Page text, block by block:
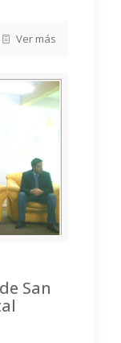
Ver más
San